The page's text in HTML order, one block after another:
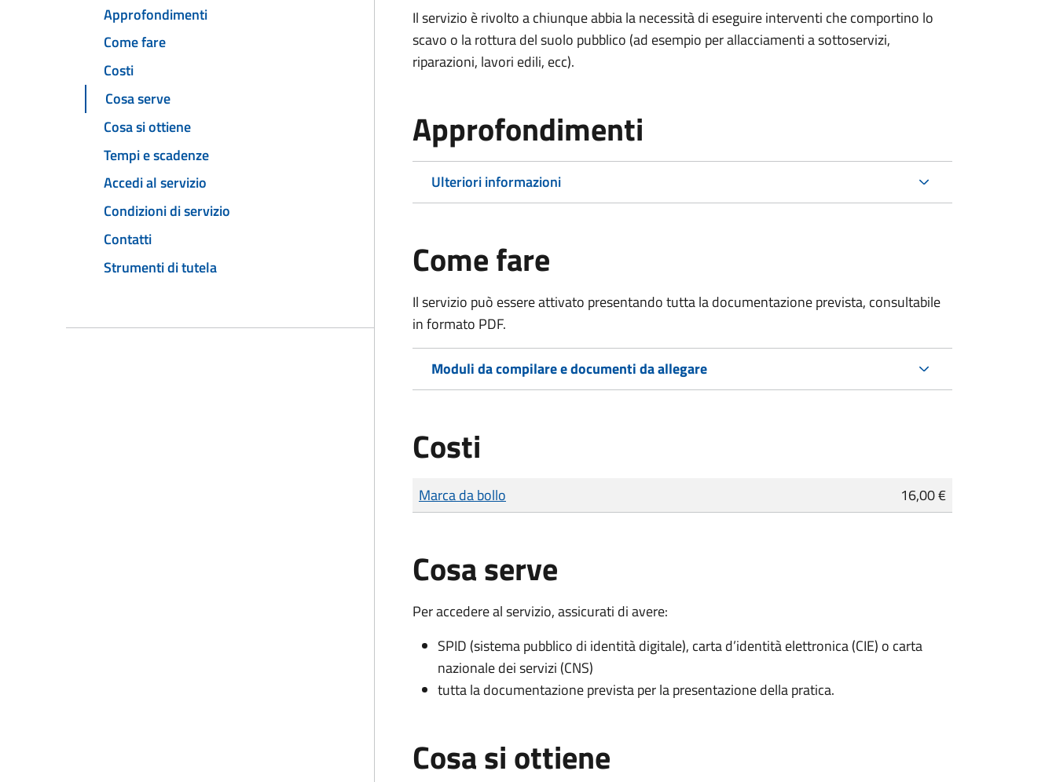
Approfondimenti
Come fare
Costi
Cosa serve
Cosa si ottiene
Tempi e scadenze
Accedi al servizio
Condizioni di servizio
Contatti
Strumenti di tutela
Il servizio è rivolto a chiunque abbia la necessità di eseguire interventi che comportino lo
scavo o la rottura del suolo pubblico (ad esempio per allacciamenti a sottoservizi,
riparazioni, lavori edili, ecc).
Approfondimenti
Ulteriori informazioni
Come fare
Il servizio può essere attivato presentando tutta la documentazione prevista, consultabile
in formato PDF.
Moduli da compilare e documenti da allegare
Costi
Tipo di pagamento
Importo
Marca da bollo 16,00 €
Cosa serve
Per accedere al servizio, assicurati di avere:
SPID (sistema pubblico di identità digitale), carta d’identità elettronica (CIE) o carta
nazionale dei servizi (CNS)
tutta la documentazione prevista per la presentazione della pratica.
Cosa si ottiene